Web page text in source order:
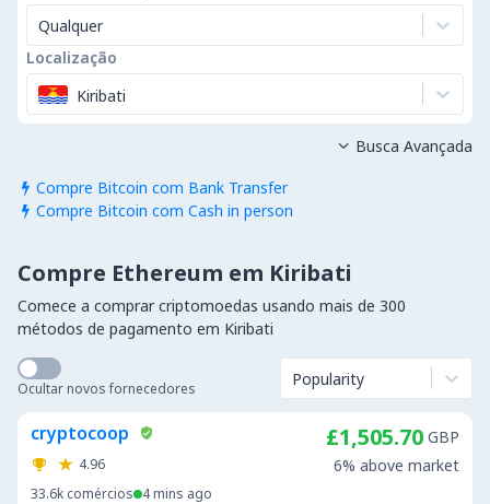
Qualquer
Localização
Kiribati
 Compre Bitcoin com Bank Transfer
 Compre Bitcoin com Cash in person
 Busca Avançada
Compre Ethereum em Kiribati
Comece a comprar criptomoedas usando mais de 300
métodos de pagamento em Kiribati
Ocultar novos fornecedores Popularity
cryptocoop
4.96
33.6k comércios 4 mins ago
£1,505.70 GBP
6% above market